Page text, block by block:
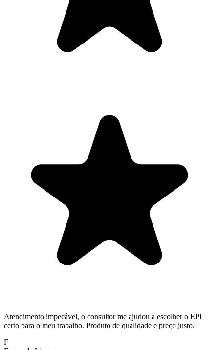
Atendimento impecável, o consultor me ajudou a escolher o EPI
certo para o meu trabalho. Produto de qualidade e preço justo.
F